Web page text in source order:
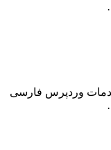
خدمات وردپرس فارسی